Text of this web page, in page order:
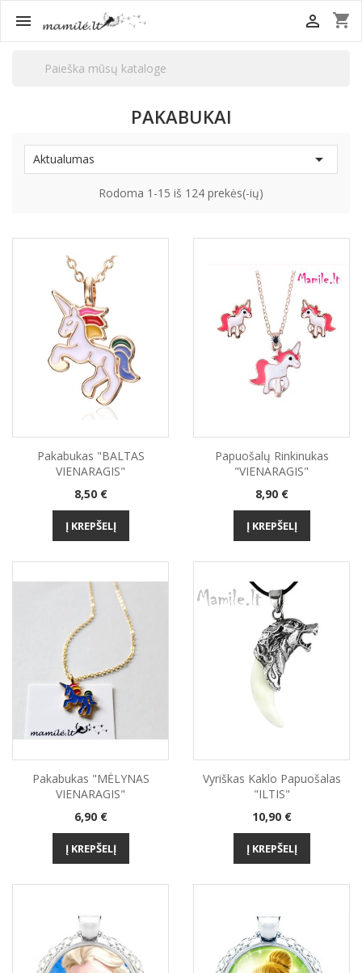
 shopping_cart

PAKABUKAI
Aktualumas 
Rodoma 1-15 iš 124 prekės(-ių)
Pakabukas "BALTAS
VIENARAGIS"
Kaina
8,50 €
Į KREPŠELĮ
Papuošalų Rinkinukas
"VIENARAGIS"
Kaina
8,90 €
Į KREPŠELĮ
Pakabukas "MĖLYNAS
VIENARAGIS"
Kaina
6,90 €
Į KREPŠELĮ
Vyriškas Kaklo Papuošalas
"ILTIS"
Kaina
10,90 €
Į KREPŠELĮ